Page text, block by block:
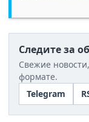
Следите за
Свежие
формате.
Telegram